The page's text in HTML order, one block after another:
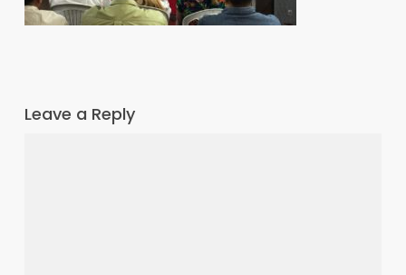
Leave a Reply